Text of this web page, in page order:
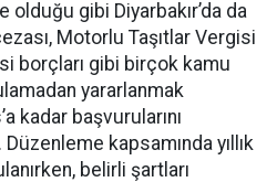
olduğu gibi Diyarbakır’da da
Motorlu Taşıtlar Vergisi
borçları gibi birçok kamu
yararlanmak
kadar başvurularını
kapsamında yıllık
belirli şartları